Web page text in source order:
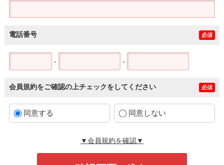
電話番号 必須
- -
会員規約をご確認の上チェックをしてください 必須
同意する 同意しない
▼会員規約を確認▼